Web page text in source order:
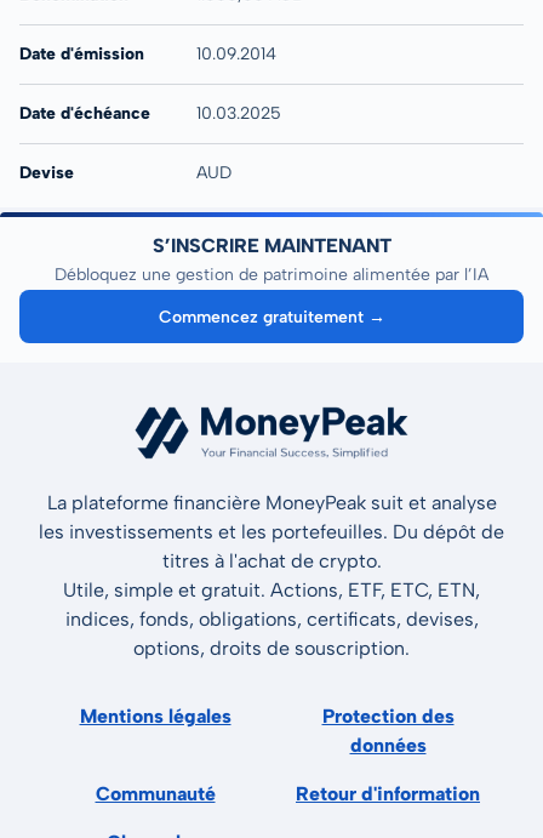
Date d'émission 10.09.2014
Date d'échéance 10.03.2025
Devise AUD
S’INSCRIRE MAINTENANT
Débloquez une gestion de patrimoine alimentée par l’IA
Commencez gratuitement →
La plateforme financière MoneyPeak suit et analyse
les investissements et les portefeuilles. Du dépôt de
titres à l'achat de crypto.
Utile, simple et gratuit. Actions, ETF, ETC, ETN,
indices, fonds, obligations, certificats, devises,
options, droits de souscription.
Mentions légales
Protection des
données
Communauté Retour d'information